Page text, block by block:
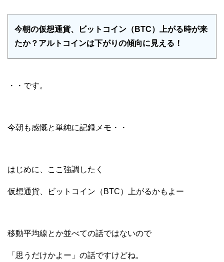
今朝の仮想通貨、ビットコイン（BTC）上がる時が来
たか？アルトコインは下がりの傾向に見える！
・・です。
今朝も感慨と単純に記録メモ・・
はじめに、ここ強調したく
仮想通貨、ビットコイン（BTC）上がるかもよー
移動平均線とか並べての話ではないので
「思うだけかよー」の話ですけどね。